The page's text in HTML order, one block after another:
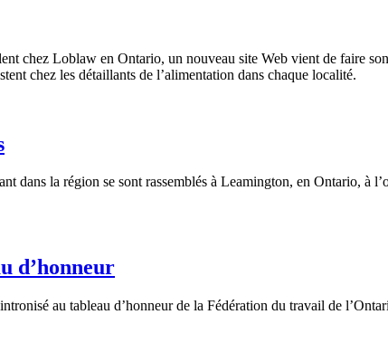
chez Loblaw en Ontario, un nouveau site Web vient de faire
chez les détaillants de l’alimentation dans chaque localité.
dans la région se sont rassemblés à Leamington, en Ontario, à
d’honneur
au tableau d’honneur de la Fédération du travail de